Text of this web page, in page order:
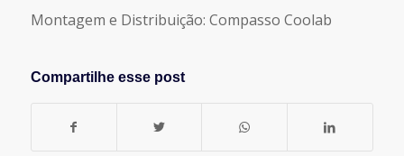
Montagem e Distribuição: Compasso Coolab
Compartilhe esse post